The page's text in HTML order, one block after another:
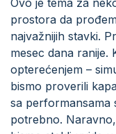
prostora da
najvažnijih stavki.
mesec dana ranije.
opterećenjem –
bismo proverili
sa performansama
potrebno.